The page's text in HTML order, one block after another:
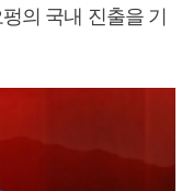
의 국내 진출을 기